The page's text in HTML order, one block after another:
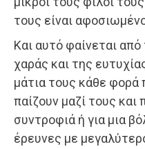
τους είναι
Και αυτό φαίνεται
χαράς και της
μάτια τους κάθε φορά
παίζουν μαζί τους και
συντροφιά ή για μια
έρευνες με